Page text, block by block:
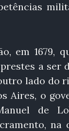
em 1679,
a ser
lado do
Aires, o
de
na